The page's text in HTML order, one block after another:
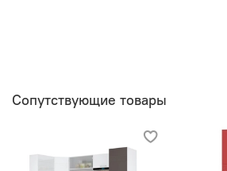
Сопутствующие товары